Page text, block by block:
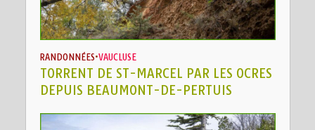
RANDONNÉES•VAUCLUSE
TORRENT DE ST-MARCEL PAR LES OCRES
DEPUIS BEAUMONT-DE-PERTUIS